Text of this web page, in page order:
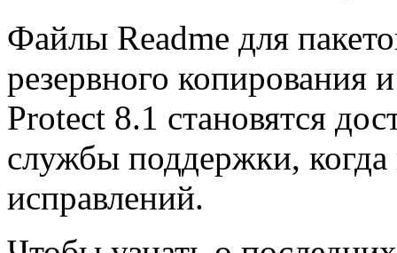
Файлы Readme для
резервного копирования
Protect 8.1 становятся
службы поддержки, когда
исправлений.